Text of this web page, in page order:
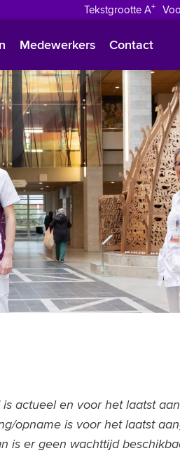
Tekstgrootte A+
Polski
Türkçe
Arabisch
Medewerkers Contact
actueel en voor het laatst
opname is voor het laatst
is er geen wachttijd